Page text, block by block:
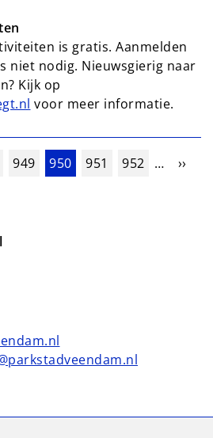
is gratis. Aanmelden
niet nodig. Nieuwsgierig naar
Kijk op
voor meer informatie.
Pagina
949 Huidige pagina
950 Pagina
951 Pagina
952 …
››